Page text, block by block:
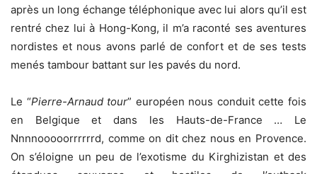
après un long échange téléphonique avec lui alors qu’il est
rentré chez lui à Hong-Kong, il m’a raconté ses aventures
nordistes et nous avons parlé de confort et de ses tests
menés tambour battant sur les pavés du nord.
Le “Pierre-Arnaud tour” européen nous conduit cette fois
en Belgique et dans les Hauts-de-France … Le
Nnnnooooorrrrrrd, comme on dit chez nous en Provence.
On s’éloigne un peu de l’exotisme du Kirghizistan et des